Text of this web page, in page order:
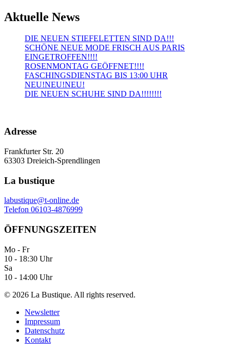
Aktuelle News
DIE NEUEN STIEFELETTEN SIND DA!!!
SCHÖNE NEUE MODE FRISCH AUS PARIS
EINGETROFFEN!!!!
ROSENMONTAG GEÖFFNET!!!!
FASCHINGSDIENSTAG BIS 13:00 UHR
NEU!NEU!NEU!
DIE NEUEN SCHUHE SIND DA!!!!!!!!
Adresse
Frankfurter Str. 20
63303 Dreieich-Sprendlingen
La bustique
labustique@t-online.de
Telefon 06103-4876999
ÖFFNUNGSZEITEN
Mo - Fr
10 - 18:30 Uhr
Sa
10 - 14:00 Uhr
© 2026 La Bustique. All rights reserved.
Newsletter
Impressum
Datenschutz
Kontakt